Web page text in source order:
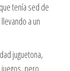
tenía sed de
a un
juguetona,
pero